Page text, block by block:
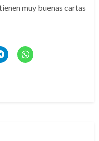
muy buenas cartas